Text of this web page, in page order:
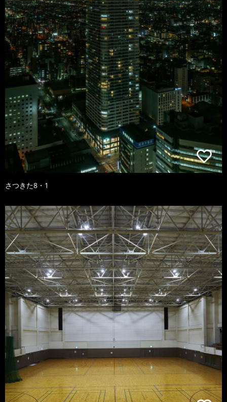
さつきた8・1